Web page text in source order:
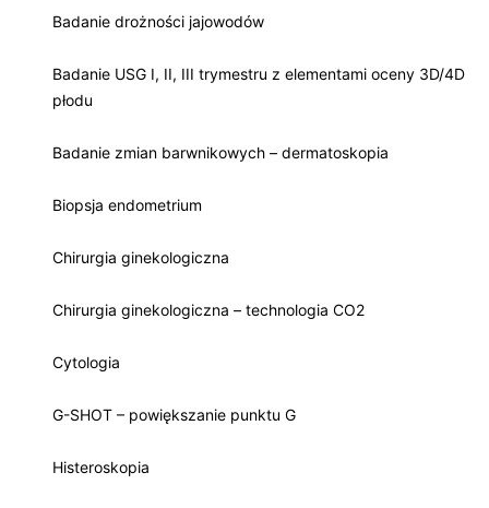
Badanie drożności jajowodów
Badanie USG I, II, III trymestru z elementami oceny 3D/4D
płodu
Badanie zmian barwnikowych – dermatoskopia
Biopsja endometrium
Chirurgia ginekologiczna
Chirurgia ginekologiczna – technologia CO2
Cytologia
G-SHOT – powiększanie punktu G
Histeroskopia